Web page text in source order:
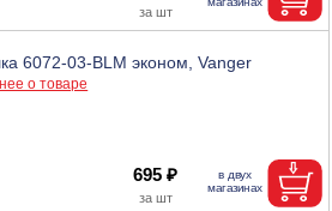
6072-03-BLM эконом, Vanger
о товаре
695 ₽